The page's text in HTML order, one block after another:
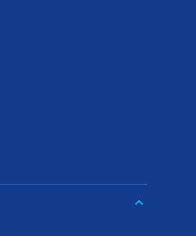
keyboard_arrow_down